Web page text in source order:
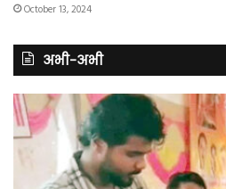
October 13, 2024
अभी-अभी